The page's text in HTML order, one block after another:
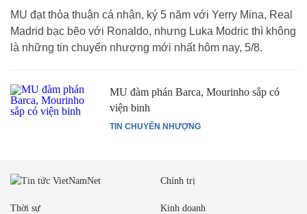
MU đạt thỏa thuận cá nhân, ký 5 năm với Yerry Mina, Real
Madrid bạc bẽo với Ronaldo, nhưng Luka Modric thì không
là những tin chuyển nhượng mới nhất hôm nay, 5/8.
TIN CHUYỂN NHƯỢNG
MU đàm phán Barca, Mourinho sắp có
viện binh
Chính trị
Thời sự Kinh doanh